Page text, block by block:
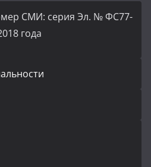
СМИ: серия Эл. № ФС77-
года